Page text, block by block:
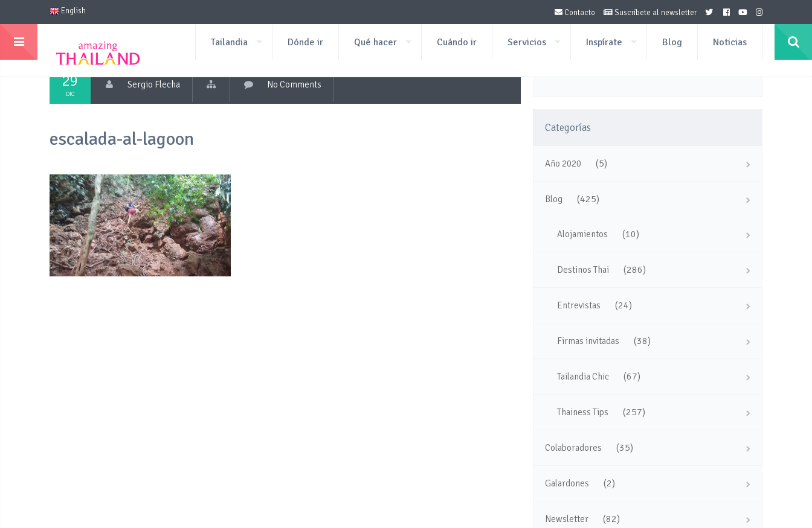
English Contacto Suscríbete al newsletter
Tailandia Dónde ir Qué hacer Cuándo ir Servicios Inspírate Blog Noticias
29
DIC
Sergio Flecha No Comments
escalada-al-lagoon
Categorías
Año 2020 (5)
Blog (425)
Alojamientos (10)
Destinos Thai (286)
Entrevistas (24)
Firmas invitadas (38)
Tailandia Chic (67)
Thainess Tips (257)
Colaboradores (35)
Galardones (2)
Newsletter (82)